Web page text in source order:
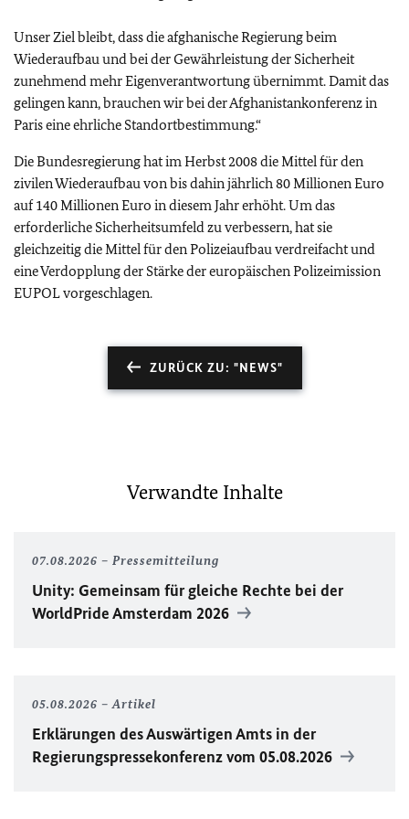
Unser Ziel bleibt, dass die afghanische Regierung beim
Wiederaufbau und bei der Gewährleistung der Sicherheit
zunehmend mehr Eigenverantwortung übernimmt. Damit das
gelingen kann, brauchen wir bei der Afghanistankonferenz in
Paris eine ehrliche Standortbestimmung.“
Die Bundesregierung hat im Herbst 2008 die Mittel für den
zivilen Wiederaufbau von bis dahin jährlich 80 Millionen Euro
auf 140 Millionen Euro in diesem Jahr erhöht. Um das
erforderliche Sicherheitsumfeld zu verbessern, hat sie
gleichzeitig die Mittel für den Polizeiaufbau verdreifacht und
eine Verdopplung der Stärke der europäischen Polizeimission
EUPOL vorgeschlagen.
ZURÜCK ZU: "NEWS"
Verwandte Inhalte
07.08.2026 Pressemitteilung
Unity: Gemeinsam für gleiche Rechte bei der
WorldPrideAmsterdam 2026
05.08.2026 Artikel
Erklärungen des Auswärtigen Amts in der
Regierungspressekonferenz vom 05.08.2026